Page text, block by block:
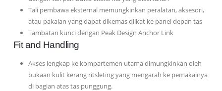
Tali pembawa eksternal memungkinkan peralatan, aksesori,
atau pakaian yang dapat dikemas diikat ke panel depan tas
Tambatan kunci dengan Peak Design Anchor Link
Fit and Handling
Akses lengkap ke kompartemen utama dimungkinkan oleh
bukaan kulit kerang ritsleting yang mengarah ke pemakainya
di bagian atas tas punggung.